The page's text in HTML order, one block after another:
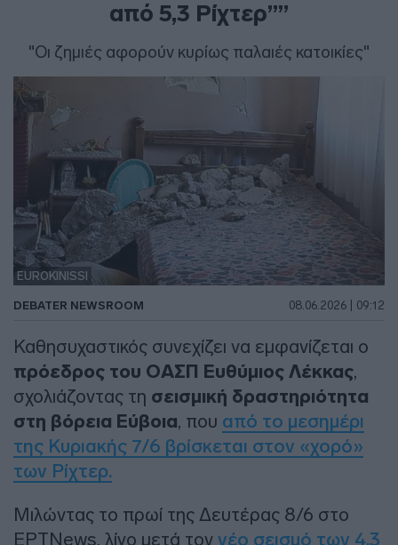
από 5,3 Ρίχτερ””
"Οι ζημιές αφορούν κυρίως παλαιές κατοικίες"
EUROKINISSI
DEBATER NEWSROOM 08.06.2026 | 09:12
Καθησυχαστικός συνεχίζει να εμφανίζεται ο
πρόεδρος του ΟΑΣΠ Ευθύμιος Λέκκας,
σχολιάζοντας τη σεισμική δραστηριότητα
στη βόρεια Εύβοια, που από το μεσημέρι
της Κυριακής 7/6 βρίσκεται στον «χορό»
των Ρίχτερ.
Μιλώντας το πρωί της Δευτέρας 8/6 στο
ΕΡΤNews, λίγο μετά τον νέο σεισμό των 4,3